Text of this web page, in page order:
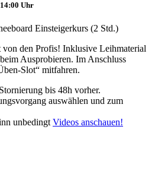
Uhr
Einsteigerkurs (2 Std.)
den Profis! Inklusive Leihmaterial
Ausprobieren. Im Anschluss
Slot“ mitfahren.
bis 48h vorher.
auswählen und zum
unbedingt Videos anschauen!